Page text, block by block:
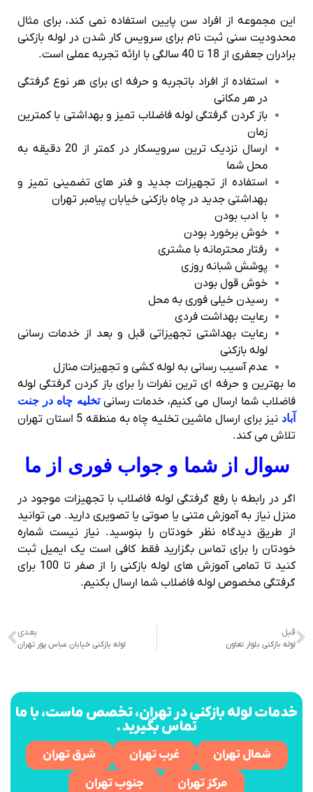
این مجموعه از افراد سن پایین استفاده نمی کند، برای مثال
محدودیت سنی ثبت نام برای سرویس کار شدن در لوله بازکنی
برادران جعفری از 18 تا 40 سالگی با ارائه تجربه عملی است.
استفاده از افراد باتجربه و حرفه ای برای هر نوع گرفتگی
در هر مکانی
باز کردن گرفتگی لوله فاضلاب تمیز و بهداشتی با کمترین
زمان
ارسال نزدیک ترین سرویسکار در کمتر از 20 دقیقه به
محل شما
استفاده از تجهیزات جدید و فنر های تضمینی تمیز و
بهداشتی جدید در چاه بازکنی خیابان پیامبر تهران
با ادب بودن
خوش برخورد بودن
رفتار محترمانه با مشتری
پوشش شبانه روزی
خوش قول بودن
رسیدن خیلی فوری به محل
رعایت بهداشت فردی
رعایت بهداشتی تجهیزاتی قبل و بعد از خدمات رسانی
لوله بازکنی
عدم آسیب رسانی به لوله کشی و تجهیزات منازل
ما بهترین و حرفه ای ترین نفرات را برای باز کردن گرفتگی لوله
فاضلاب شما ارسال می کنیم، خدمات رسانیتخلیه چاه در جنت
آباد
نیز برای ارسال ماشین تخلیه چاه به منطقه 5 استان تهران
تلاش می کند.
سوال از شما و جواب فوری از ما
اگر در رابطه با رفع گرفتگی لوله فاضلاب با تجهیزات موجود در
منزل نیاز به آموزش متنی یا صوتی یا تصویری دارید. می توانید
از طریق دیدگاه نظر خودتان را بنوسید. نیاز نیست شماره
خودتان را برای تماس بگزارید فقط کافی است یک ایمیل ثبت
کنید تا تمامی آموزش های لوله بازکنی را از صفر تا 100 برای
گرفتگی مخصوص لوله فاضلاب شما ارسال بکنیم.
قبل
لوله بازکنی بلوار تعاون
بعدی
لوله بازکنی خیابان عباس پور تهران
خدمات لوله بازکنی در تهران، تخصص ماست، با ما
تماس بگیرید.
شمال تهران غرب تهران
شرق تهران
مرکز تهران
جنوب تهران